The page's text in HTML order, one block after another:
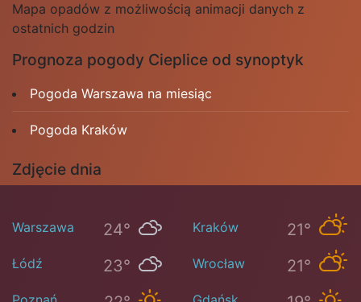
Mapa opadów z możliwością animacji danych z
ostatnich godzin
Prognoza pogody Cieplice od synoptyk
Pogoda Warszawa na miesiąc
Pogoda Kraków
Zdjęcie dnia
Warszawa 24° Kraków 21°
Łódź 23° Wrocław 21°